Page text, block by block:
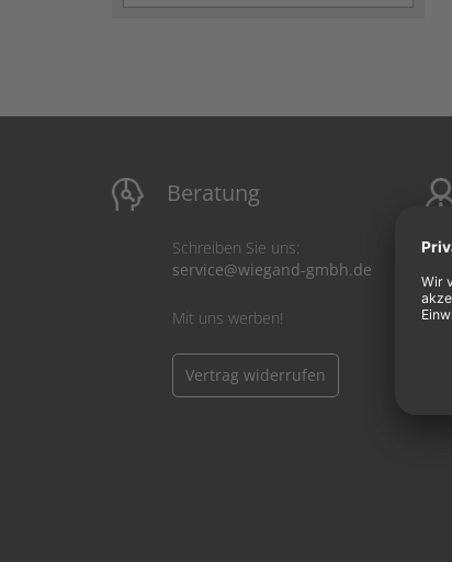
Beratung
Schreiben Sie uns:
service@wiegand-gmbh.de
Mit uns werben!
Vertrag widerrufen